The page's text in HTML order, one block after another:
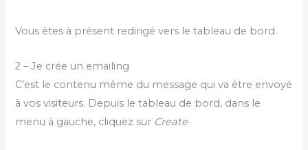
Vous êtes à présent redirigé vers le tableau de bord.
2 – Je crée un emailing
C’est le contenu même du message qui va être envoyé
à vos visiteurs. Depuis le tableau de bord, dans le
menu à gauche, cliquez sur Create